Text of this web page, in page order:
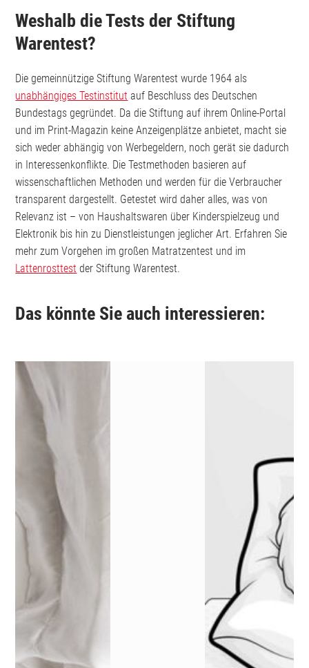
Weshalb die Tests der Stiftung
Warentest?
Die gemeinnützige Stiftung Warentest wurde 1964 als
unabhängiges Testinstitut auf Beschluss des Deutschen
Bundestags gegründet. Da die Stiftung auf ihrem Online-Portal
und im Print-Magazin keine Anzeigenplätze anbietet, macht sie
sich weder abhängig von Werbegeldern, noch gerät sie dadurch
in Interessenkonflikte. Die Testmethoden basieren auf
wissenschaftlichen Methoden und werden für die Verbraucher
transparent dargestellt. Getestet wird daher alles, was von
Relevanz ist – von Haushaltswaren über Kinderspielzeug und
Elektronik bis hin zu Dienstleistungen jeglicher Art. Erfahren Sie
mehr zum Vorgehen im großen Matratzentest und im
Lattenrosttest der Stiftung Warentest.
Das könnte Sie auch interessieren: